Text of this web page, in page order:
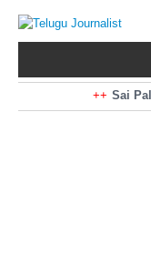
Sai
Kiara